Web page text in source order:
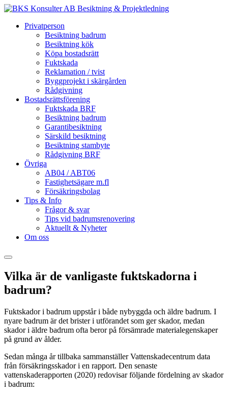
Privatperson
Besiktning badrum
Besiktning kök
Köpa bostadsrätt
Fuktskada
Reklamation / tvist
Byggprojekt i skärgården
Rådgivning
Bostadsrättsförening
Fuktskada BRF
Besiktning badrum
Garantibesiktning
Särskild besiktning
Besiktning stambyte
Rådgivning BRF
Övriga
AB04 / ABT06
Fastighetsägare m.fl
Försäkringsbolag
Tips & Info
Frågor & svar
Tips vid badrumsrenovering
Aktuellt & Nyheter
Om oss
Vilka är de vanligaste fuktskadorna i
badrum?
Fuktskador i badrum uppstår i både nybyggda och äldre badrum. I
nyare badrum är det brister i utförandet som ger skador, medan
skador i äldre badrum ofta beror på försämrade materialegenskaper
på grund av ålder.
Sedan många år tillbaka sammanställer Vattenskadecentrum data
från försäkringsskador i en rapport. Den senaste
vattenskaderapporten (2020) redovisar följande fördelning av skador
i badrum: